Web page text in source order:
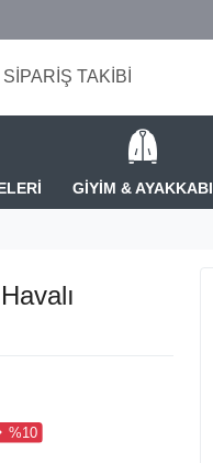
SİPARİŞ TAKİBİ
GİYİM & AYAKKABI
%10